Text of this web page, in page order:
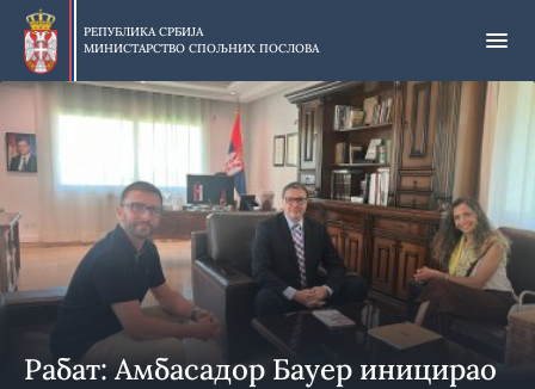
Прескочи
главни
део
садржаја
РЕПУБЛИКА СРБИЈА
МИНИСТАРСТВО СПОЉНИХ ПОСЛОВА
Рабат: Амбасадор Бауер иницирао